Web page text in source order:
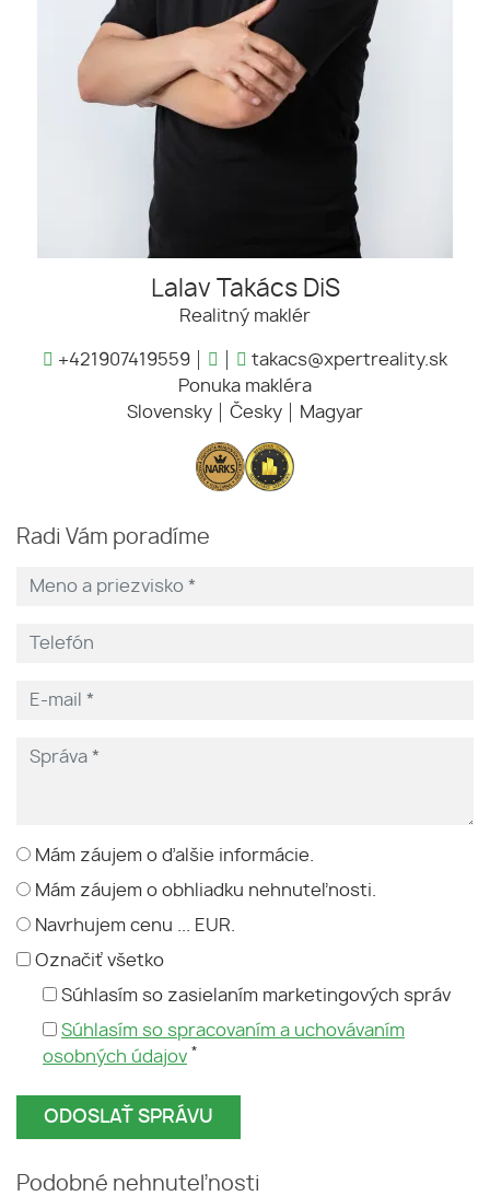
Lalav Takács DiS
Realitný maklér
+421907419559
takacs@xpertreality.sk
Ponuka makléra
Slovensky
Česky Magyar
Radi Vám poradíme
Mám záujem o ďalšie informácie.
Mám záujem o obhliadku nehnuteľnosti.
Navrhujem cenu ... EUR.
Označiť všetko
Súhlasím so zasielaním marketingových správ
Súhlasím so spracovaním a uchovávaním
osobných údajov *
Podobné nehnuteľnosti